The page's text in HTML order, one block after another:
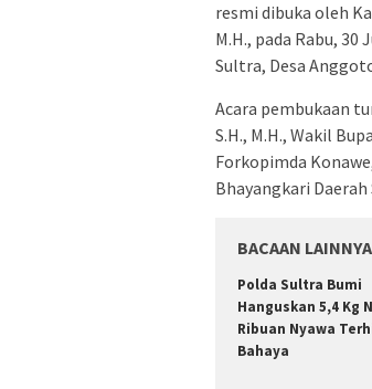
resmi dibuka oleh
M.H., pada Rabu,
Sultra, Desa
Acara pembukaan
S.H., M.H., Wakil
Forkopimda
Bhayangkari Daerah
BACAAN LAINNYA
Polda Sultra Bumi
Hanguskan 5,4 Kg
Ribuan Nyawa
Bahaya